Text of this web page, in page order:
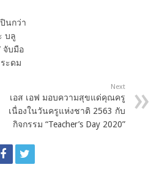
นกว่า
บลู
จับมือ
ะดม
Next
เอส เอฟ มอบความสุขแด่คุณครู
เนื่องในวันครูแห่งชาติ 2563 กับ
กิจกรรม “Teacher’s Day 2020”